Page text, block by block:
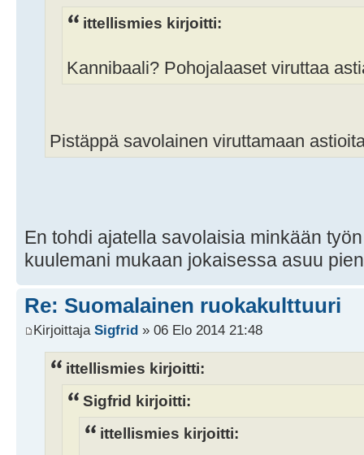
ittellismies kirjoitti:
Kannibaali? Pohojalaaset viruttaa
Pistäppä savolainen viruttamaan
En tohdi ajatella savolaisia minkään
kuulemani mukaan jokaisessa asuu
Re: Suomalainen ruokakulttuuri
Kirjoittaja Sigfrid » 06 Elo 2014 21:48
ittellismies kirjoitti:
Sigfrid kirjoitti:
ittellismies kirjoitti: